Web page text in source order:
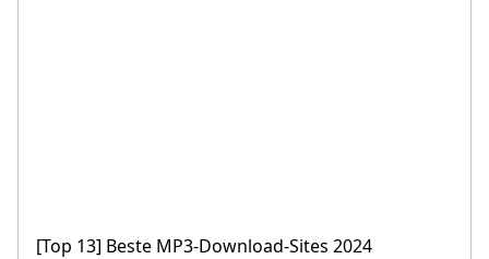
[Top 13] Beste MP3-Download-Sites 2024